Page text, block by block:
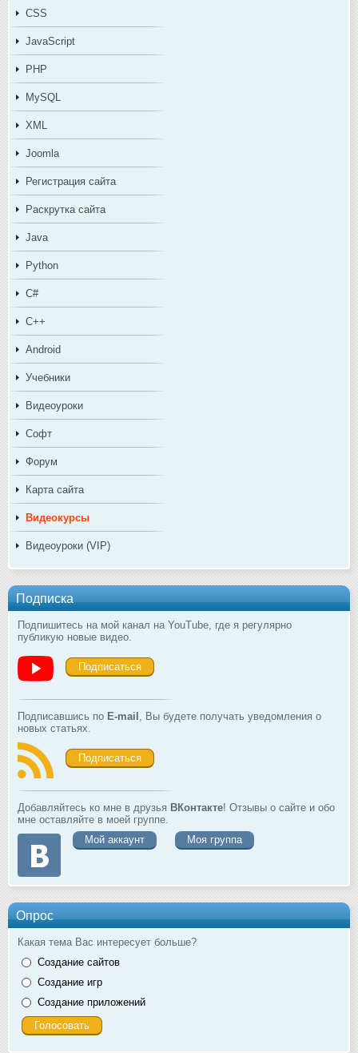
CSS
JavaScript
PHP
MySQL
XML
Joomla
Регистрация сайта
Раскрутка сайта
Java
Python
C#
C++
Android
Учебники
Видеоуроки
Софт
Форум
Карта сайта
Видеокурсы
Видеоуроки (VIP)
Подписка
Подпишитесь на мой канал на YouTube, где я регулярно
публикую новые видео.
Подписаться
Подписавшись по E-mail , Вы будете получать уведомления о
новых статьях.
Подписаться
Добавляйтесь ко мне в друзья ВКонтакте! Отзывы о сайте и обо
мне оставляйте в моей группе.
Мой аккаунт
Моя группа
Опрос
Какая тема Вас интересует больше?
Создание сайтов
Создание игр
Создание приложений